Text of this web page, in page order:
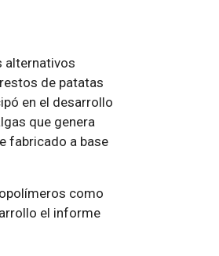
alternativos
de patatas
en el desarrollo
que genera
fabricado a base
como
el informe